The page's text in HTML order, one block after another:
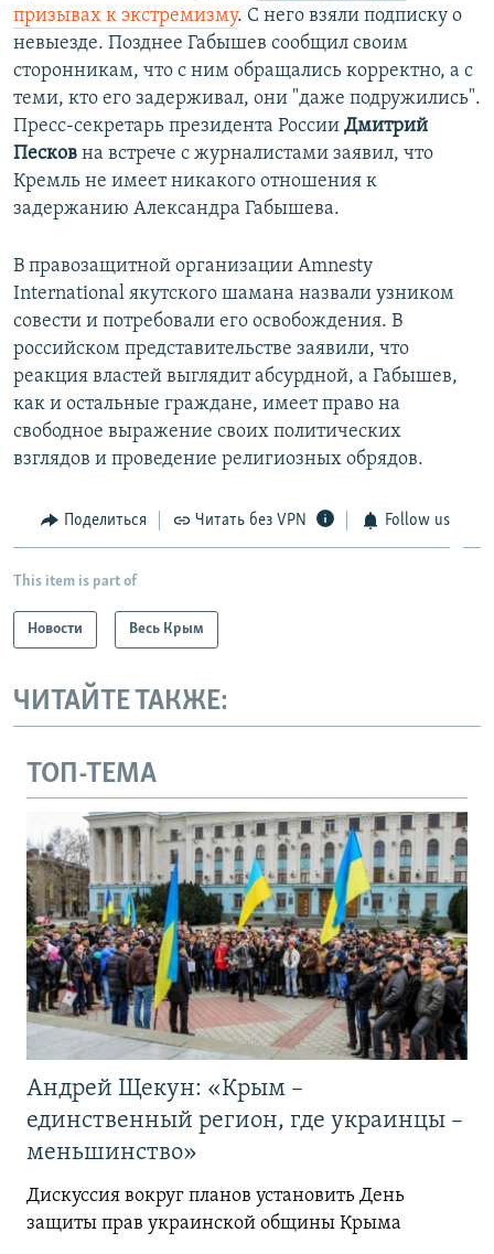
призывах к экстремизму. С него взяли подписку о
невыезде. Позднее Габышев сообщил своим
сторонникам, что с ним обращались корректно, а с
теми, кто его задерживал, они "даже подружились".
Пресс-секретарь президента России Дмитрий
Песков на встрече с журналистами заявил, что
Кремль не имеет никакого отношения к
задержанию Александра Габышева.​
В правозащитной организации Amnesty
International якутского шамана назвали узником
совести и потребовали его освобождения. В
российском представительстве заявили, что
реакция властей выглядит абсурдной, а Габышев,
как и остальные граждане, имеет право на
свободное выражение своих политических
взглядов и проведение религиозных обрядов.
Поделиться Читать без VPN Follow us
This item is part of
Новости Весь Крым
ЧИТАЙТЕ ТАКЖЕ:
ТОП-ТЕМА
Андрей Щекун: «Крым –
единственный регион, где украинцы –
меньшинство»
Дискуссия вокруг планов установить День
защиты прав украинской общины Крыма